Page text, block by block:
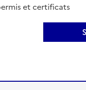
et certificats